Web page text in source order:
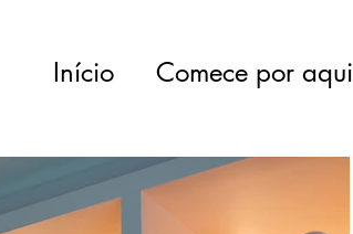
Início Comece por aqui